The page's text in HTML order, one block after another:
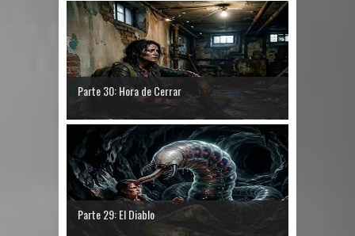
Parte 30: Hora de Cerrar
Parte 29: El Diablo